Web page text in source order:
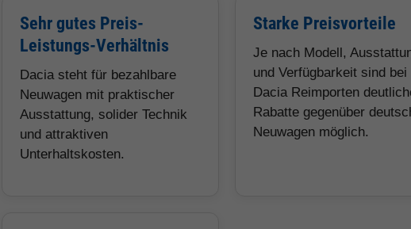
Sehr gutes Preis-
Leistungs-Verhältnis
Dacia steht für bezahlbare
Neuwagen mit praktischer
Ausstattung, solider Technik
und attraktiven
Unterhaltskosten.
Starke Preisvorteile
Je nach Modell,
und Verfügbarkeit sind bei
Dacia Reimporten
Rabatte gegenüber
Neuwagen möglich.